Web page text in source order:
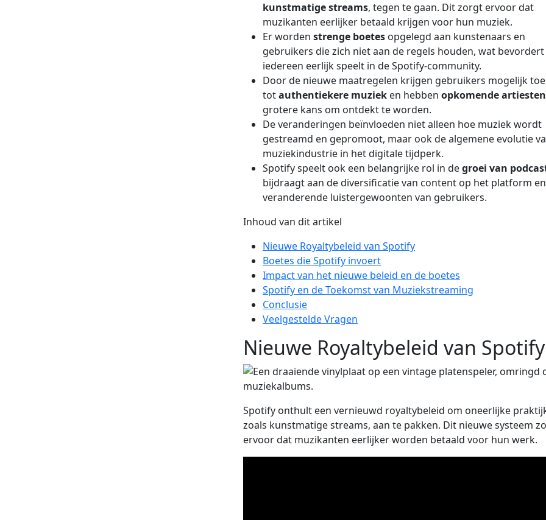
kunstmatige streams, tegen te gaan. Dit zorgt ervoor dat
muzikanten eerlijker betaald krijgen voor hun muziek.
Er worden strenge boetes opgelegd aan kunstenaars en
gebruikers die zich niet aan de regels houden, wat
iedereen eerlijk speelt in de Spotify-community.
Door de nieuwe maatregelen krijgen gebruikers mogelijk
totauthentiekere muziek en hebben opkomende artiesten
grotere kans om ontdekt te worden.
De veranderingen beïnvloeden niet alleen hoe muziek wordt
gestreamd en gepromoot, maar ook de algemene evolutie
muziekindustrie in het digitale tijdperk.
Spotify speelt ook een belangrijke rol in degroei van
bijdraagt aan de diversificatie van content op het platform en
veranderende luistergewoonten van gebruikers.
Inhoud van dit artikel
Nieuwe Royaltybeleid van Spotify
Boetes die Spotify invoert
Impact van het nieuwe beleid en de boetes
Spotify en de Toekomst van Muziekstreaming
Conclusie
Veelgestelde Vragen
Nieuwe Royaltybeleid van Spotify
Spotify onthult een vernieuwd royaltybeleid om oneerlijke
zoals kunstmatige streams, aan te pakken. Dit nieuwe systeem
ervoor dat muzikanten eerlijker worden betaald voor hun werk.